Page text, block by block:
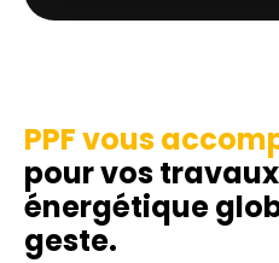
PPF vous
pour vos
énergétique
geste.